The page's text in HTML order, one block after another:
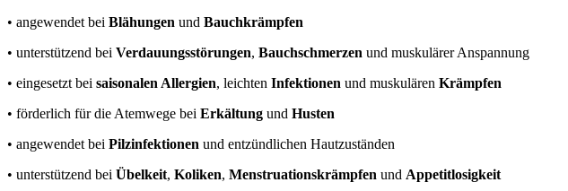
• angewendet bei Blähungen und Bauchkrämpfen
• unterstützend bei Verdauungsstörungen, Bauchschmerzen und muskulärer Anspannung
• eingesetzt bei saisonalen Allergien, leichten Infektionen und muskulären Krämpfen
• förderlich für die Atemwege bei Erkältung und Husten
• angewendet bei Pilzinfektionen und entzündlichen Hautzuständen
• unterstützend bei Übelkeit, Koliken, Menstruationskrämpfen und Appetitlosigkeit